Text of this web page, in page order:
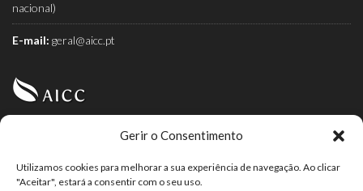
Gerir o Consentimento
Utilizamos cookies para melhorar a sua experiência de navegação. Ao clicar
"Aceitar", estará a consentir com o seu uso.
nacional)
E-mail: geral@aicc.pt
AICC (Associação Industrial e Comercial do Café) é a
associação dos torrefactores de café.